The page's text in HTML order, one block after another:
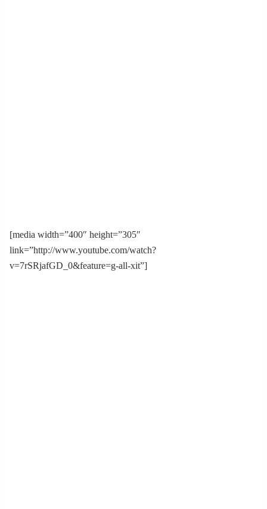
[media width=”400″ height=”305″
link=”http://www.youtube.com/watch?
v=7rSRjafGD_0&feature=g-all-xit”]